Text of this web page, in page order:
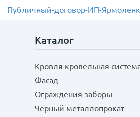
Публичный-договор-ИП-
Каталог
Кровля кровельная
Фасад
Ограждения заборы
Черный металлопрокат